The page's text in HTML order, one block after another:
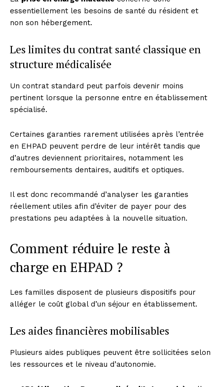
essentiellement les besoins de santé du résident et
non son hébergement.
Les limites du contrat santé classique en
structure médicalisée
Un contrat standard peut parfois devenir moins
pertinent lorsque la personne entre en établissement
spécialisé.
Certaines garanties rarement utilisées après l’entrée
en EHPAD peuvent perdre de leur intérêt tandis que
d’autres deviennent prioritaires, notamment les
remboursements dentaires, auditifs et optiques.
Il est donc recommandé d’analyser les garanties
réellement utiles afin d’éviter de payer pour des
prestations peu adaptées à la nouvelle situation.
Comment réduire le reste à
charge en EHPAD ?
Les familles disposent de plusieurs dispositifs pour
alléger le coût global d’un séjour en établissement.
Les aides financières mobilisables
Plusieurs aides publiques peuvent être sollicitées selon
les ressources et le niveau d’autonomie.